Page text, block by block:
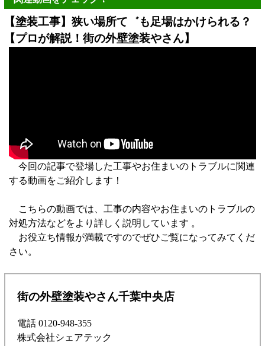
【塗装工事】狭い場所て゛も足場はかけられる？
【プロが解説！街の外壁塗装やさん】
今回の記事で登場した工事やお住まいのトラブルに関連
する動画をご紹介します！
こちらの動画では、工事の内容やお住まいのトラブルの
対処方法などをより詳しく説明しています 。
お役立ち情報が満載ですのでぜひご覧になってみてくだ
さい。
街の外壁塗装やさん千葉中央店
電話 0120-948-355
株式会社シェアテック